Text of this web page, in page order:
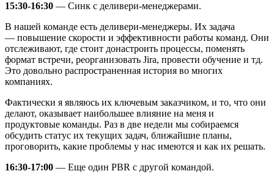
15:30-16:30 — Синк с деливери-менеджерами.
В нашей команде есть деливери-менеджеры. Их задача
— повышение скорости и эффективности работы команд. Они
отслеживают, где стоит донастроить процессы, поменять
формат встречи, реорганизовать Jira, провести обучение и тд.
Это довольно распространенная история во многих
компаниях.
Фактически я являюсь их ключевым заказчиком, и то, что они
делают, оказывает наибольшее влияние на меня и
продуктовые команды. Раз в две недели мы собираемся
обсудить статус их текущих задач, ближайшие планы,
проговорить, какие проблемы у нас имеются и как их решать.
16:30-17:00 — Еще один PBR с другой командой.